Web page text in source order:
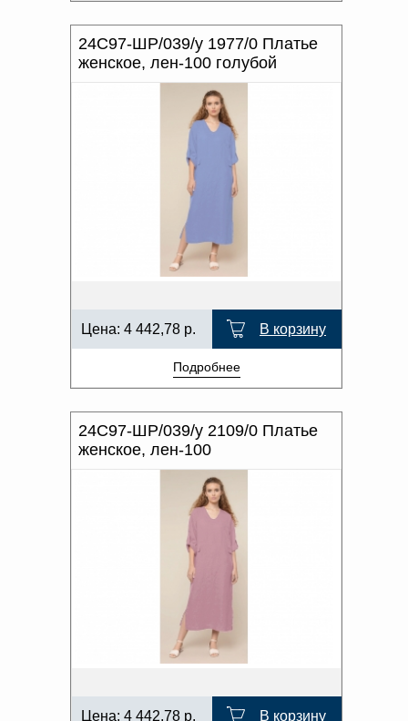
24С97-ШР/039/у 1977/0 Платье
женское, лен-100 голубой
Цена: 4 442,78 р. В корзину
Подробнее
24С97-ШР/039/у 2109/0 Платье
женское, лен-100
Цена: 4 442,78 р. В корзину